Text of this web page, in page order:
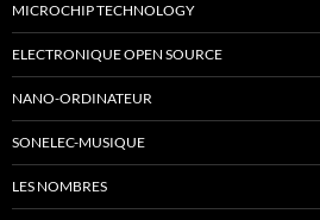
MICROCHIP TECHNOLOGY
ELECTRONIQUE OPEN SOURCE
NANO-ORDINATEUR
SONELEC-MUSIQUE
LES NOMBRES